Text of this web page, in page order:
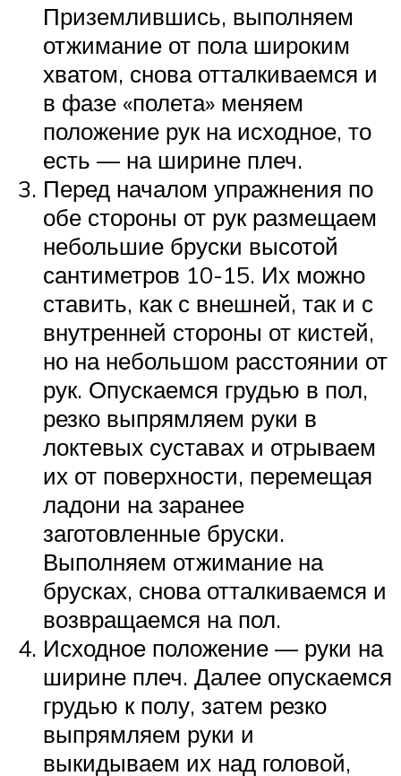
Приземлившись, выполняем
отжимание от пола широким
хватом, снова отталкиваемся и
в фазе «полета» меняем
положение рук на исходное, то
есть — на ширине плеч.
Перед началом упражнения по
обе стороны от рук размещаем
небольшие бруски высотой
сантиметров 10-15. Их можно
ставить, как с внешней, так и с
внутренней стороны от кистей,
но на небольшом расстоянии от
рук. Опускаемся грудью в пол,
резко выпрямляем руки в
локтевых суставах и отрываем
их от поверхности, перемещая
ладони на заранее
заготовленные бруски.
Выполняем отжимание на
брусках, снова отталкиваемся и
возвращаемся на пол.
Исходное положение — руки на
ширине плеч. Далее опускаемся
грудью к полу, затем резко
выпрямляем руки и
выкидываем их над головой,